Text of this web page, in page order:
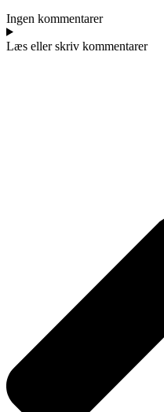
Ingen kommentarer
Læs eller skriv kommentarer